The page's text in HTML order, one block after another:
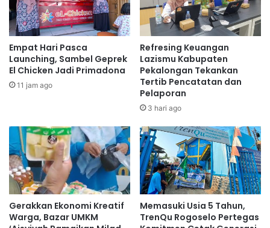
Empat Hari Pasca
Launching, Sambel Geprek
El Chicken Jadi Primadona
11 jam ago
Refresing Keuangan
Lazismu Kabupaten
Pekalongan Tekankan
Tertib Pencatatan dan
Pelaporan
3 hari ago
Gerakkan Ekonomi Kreatif
Warga, Bazar UMKM
Memasuki Usia 5 Tahun,
TrenQu Rogoselo Pertegas